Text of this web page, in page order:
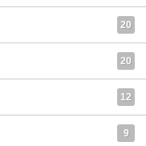
20
20
12
9